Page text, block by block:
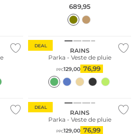
689,95
DEAL
RAINS
Parka - Veste de pluie
PPC129,00 76,99
DEAL
RAINS
Parka - Veste de pluie
PPC129,00 76,99
Grandes tailles
Meilleures ventes